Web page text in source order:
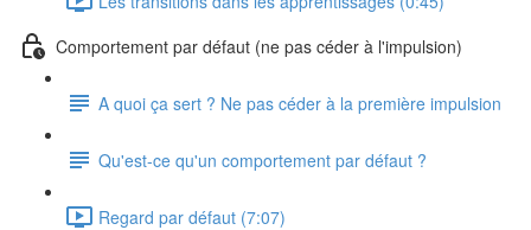
Comportement par défaut (ne pas céder à l'impulsion)
A quoi ça sert ? Ne pas céder à la première impulsion
Qu'est-ce qu'un comportement par défaut ?
Regard par défaut (7:07)